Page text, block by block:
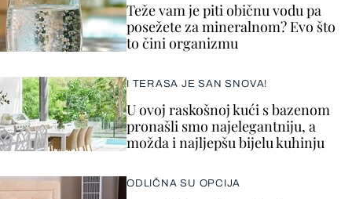
Teže vam je piti običnu vodu pa
posežete za mineralnom? Evo što
to čini organizmu
I TERASA JE SAN SNOVA!
U ovoj raskošnoj kući s bazenom
pronašli smo najelegantniju, a
možda i najljepšu bijelu kuhinju
ODLIČNA SU OPCIJA